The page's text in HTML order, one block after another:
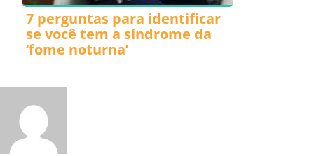
7 perguntas para identificar
se você tem a síndrome da
‘fome noturna’